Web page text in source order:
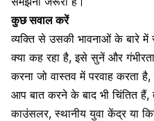
कुछ सवाल करें
व्यक्ति से उसकी भावनाओं के बारे
क्या कह रहा है, इसे सुनें और
करना जो वास्तव में परवाह करता
आप बात करने के बाद भी चिंतित हैं,
काउंसलर, स्थानीय युवा केंद्र या